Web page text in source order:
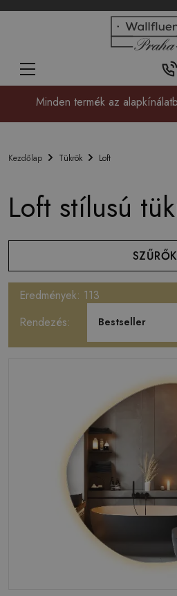
Minden termék az
Kezdőlap Tükrök Loft
Loft stílusú
SZŰRŐK
Eredmények: 113
Rendezés:
Bestseller